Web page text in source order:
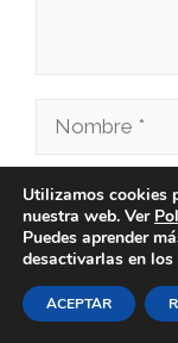
Nombre
Correo
electrónico
Web
Guarda mi
Utilizamos cookies
nuestra web. Ver
Puedes aprender
desactivarlas en los
ACEPTAR